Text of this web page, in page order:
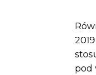
pod